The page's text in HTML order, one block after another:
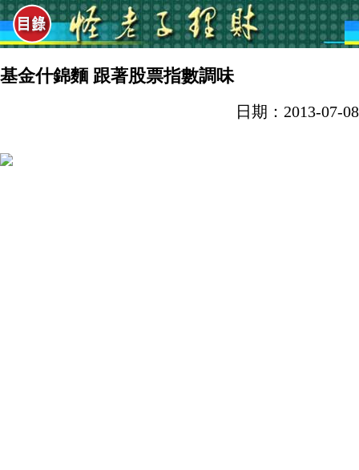
基金什錦麵 跟著股票指數調味
日期：2013-07-08